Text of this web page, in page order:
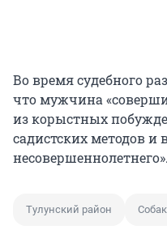
Во время судебного
что мужчина
из корыстных
садистских методов и
несовершеннолетнего».
Тулунский район